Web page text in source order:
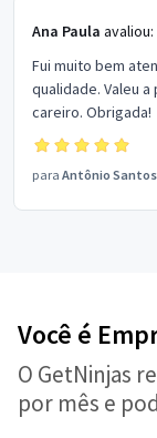
Ana Paula avaliou:
Fui muito bem
qualidade. Valeu
careiro. Obrigada!
para Antônio Santos
Você é
O GetNinjas
por mês e